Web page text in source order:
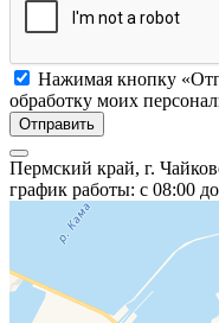
Нажимая кнопку
обработку моих
Отправить
Пермский край, г.
график работы: с 08:00